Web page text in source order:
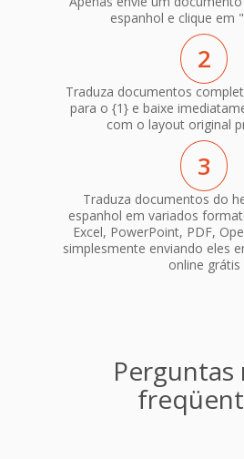
espanhol e clique em
2
Traduza documentos
para o {1} e baixe
com o layout original
3
Traduza documentos do
espanhol em variados
Excel, PowerPoint, PDF,
simplesmente enviando eles
online grátis
Perguntas